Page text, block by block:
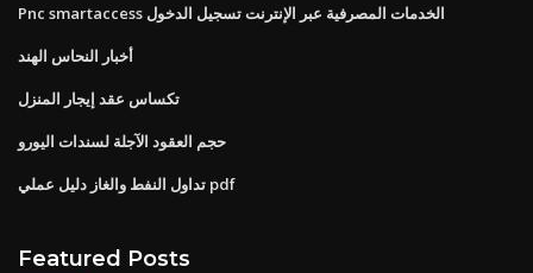
Pnc smartaccess الخدمات المصرفية عبر الإنترنت تسجيل الدخول
أخبار النحاس الهند
تكساس عقد إيجار المنزل
حجم العقود الآجلة لسندات اليورو
تداول النفط والغاز دليل عملي pdf
Featured Posts